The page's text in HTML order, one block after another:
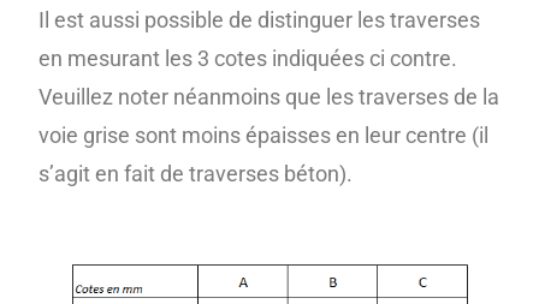
Il est aussi possible de distinguer les traverses
en mesurant les 3 cotes indiquées ci contre.
Veuillez noter néanmoins que les traverses de la
voie grise sont moins épaisses en leur centre (il
s’agit en fait de traverses béton).